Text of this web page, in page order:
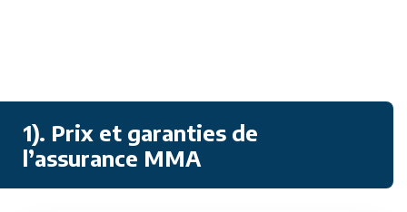
1). Prix et garanties de
l’assurance MMA